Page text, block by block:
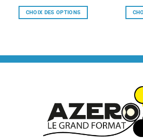
CHOIX DES OPTIONS
plusieurs
variations.
être
choisies
sur